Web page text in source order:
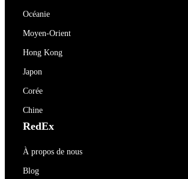
Océanie
Moyen-Orient
Hong Kong
Japon
Corée
Chine
RedEx
À propos de nous
Blog